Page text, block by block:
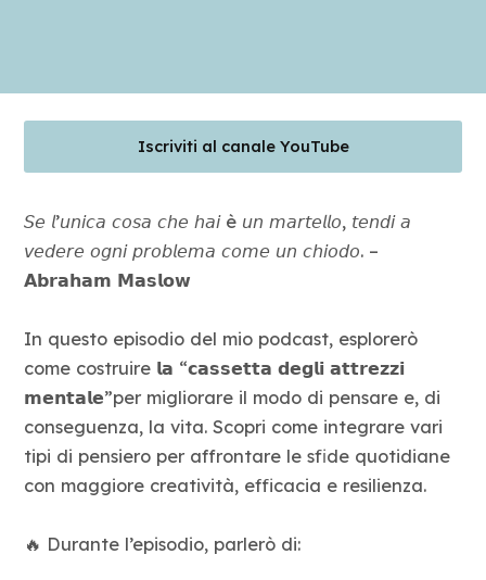
Iscriviti al canale YouTube
𝘚𝘦 𝘭’𝘶𝘯𝘪𝘤𝘢 𝘤𝘰𝘴𝘢 𝘤𝘩𝘦 𝘩𝘢𝘪 è 𝘶𝘯 𝘮𝘢𝘳𝘵𝘦𝘭𝘭𝘰, 𝘵𝘦𝘯𝘥𝘪 𝘢
𝘷𝘦𝘥𝘦𝘳𝘦 𝘰𝘨𝘯𝘪 𝘱𝘳𝘰𝘣𝘭𝘦𝘮𝘢 𝘤𝘰𝘮𝘦 𝘶𝘯 𝘤𝘩𝘪𝘰𝘥𝘰. –
𝗔𝗯𝗿𝗮𝗵𝗮𝗺 𝗠𝗮𝘀𝗹𝗼𝘄
In questo episodio del mio podcast, esplorerò
come costruire 𝗹𝗮 “𝗰𝗮𝘀𝘀𝗲𝘁𝘁𝗮 𝗱𝗲𝗴𝗹𝗶 𝗮𝘁𝘁𝗿𝗲𝘇𝘇𝗶
𝗺𝗲𝗻𝘁𝗮𝗹𝗲”per migliorare il modo di pensare e, di
conseguenza, la vita. Scopri come integrare vari
tipi di pensiero per affrontare le sfide quotidiane
con maggiore creatività, efficacia e resilienza.
🔥 Durante l’episodio, parlerò di: